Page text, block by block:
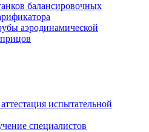
балансировочных
аэродинамической
испытательной
специалистов